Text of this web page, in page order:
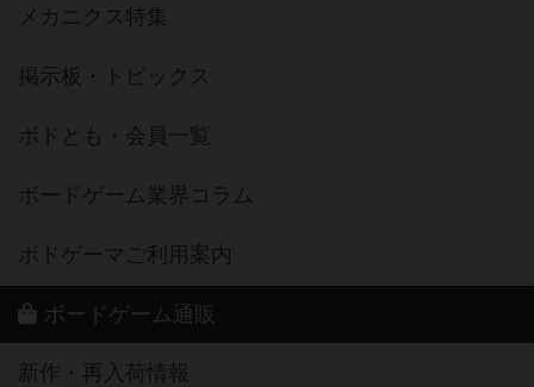
メカニクス特集
掲示板・トピックス
ボドとも・会員一覧
ボードゲーム業界コラム
ボドゲーマご利用案内
ボードゲーム通販
新作・再入荷情報